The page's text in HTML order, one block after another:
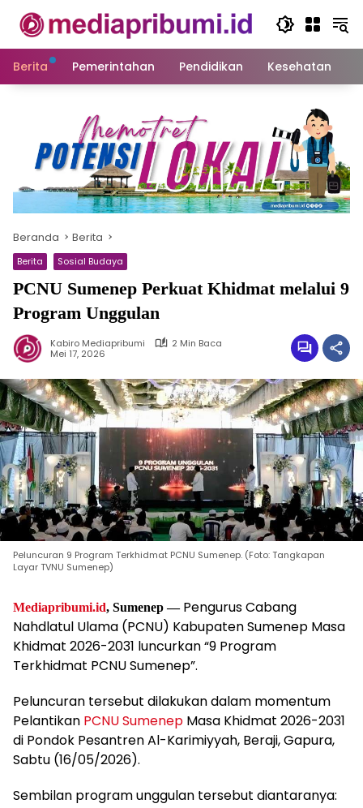
konten
Berita
Pemerintahan Pendidikan Kesehatan
Beranda Berita
Berita Sosial Budaya
PCNU Sumenep Perkuat Khidmat melalui 9
Program Unggulan
Kabiro Mediapribumi
2 Min Baca
Mei 17, 2026
Peluncuran 9 Program Terkhidmat PCNU Sumenep. (Foto: Tangkapan
Layar TVNU Sumenep)
Mediapribumi.id, Sumenep — Pengurus Cabang
Nahdlatul Ulama (PCNU) Kabupaten Sumenep Masa
Khidmat 2026-2031 luncurkan “9 Program
Terkhidmat PCNU Sumenep”.
Peluncuran tersebut dilakukan dalam momentum
Pelantikan PCNU Sumenep Masa Khidmat 2026-2031
di Pondok Pesantren Al-Karimiyyah, Beraji, Gapura,
Sabtu (16/05/2026).
Sembilan program unggulan tersebut diantaranya: